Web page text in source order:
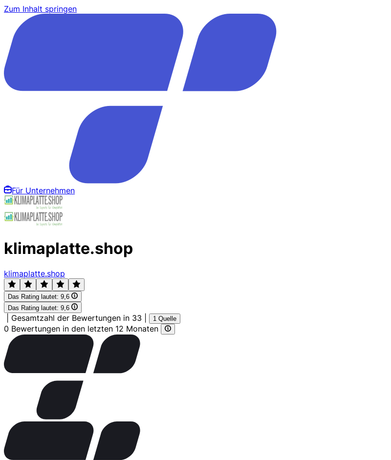
Zum Inhalt springen
Für Unternehmen
klimaplatte.shop
klimaplatte.shop
Das Rating lautet: 9,6
Das Rating lautet: 9,6
Gesamtzahl der Bewertungen in 33 1 Quelle
0 Bewertungen in den letzten 12 Monaten